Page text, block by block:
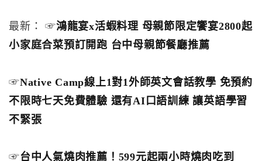
最新： ☞鴻龍宴x活蝦料理 母親節限定饗宴2800起
小家庭合菜預訂開跑 台中母親節餐廳推薦
☞Native Camp線上1對1外師英文會話教學 免預約
不限時七天免費體驗 還有AI口語訓練 讓英語學習
不緊張
☞台中人氣燒肉推薦！599元起兩小時燒肉吃到